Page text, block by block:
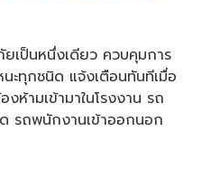
เป็นหนึ่งเดียว ควบคุมการ
ะทุกชนิด แจ้งเตือนทันทีเมื่อ
ห้ามเข้ามาในโรงงาน รถ
รถพนักงานเข้าออกนอก